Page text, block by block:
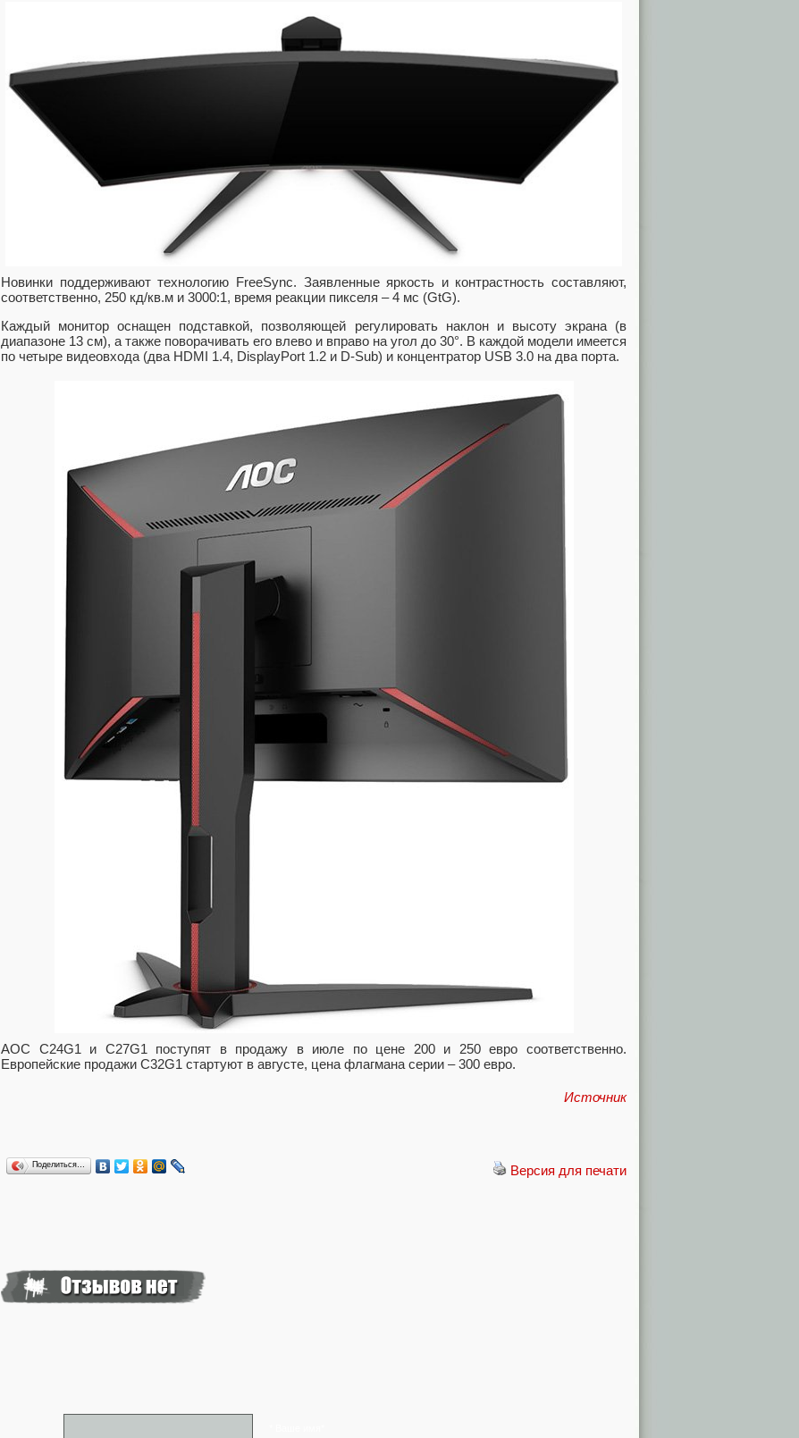
Новинки поддерживают технологию FreeSync. Заявленные яркость и контрастность составляют,
соответственно, 250 кд/кв.м и 3000:1, время реакции пикселя – 4 мс (GtG).
Каждый монитор оснащен подставкой, позволяющей регулировать наклон и высоту экрана (в
диапазоне 13 см), а также поворачивать его влево и вправо на угол до 30°. В каждой модели имеется
по четыре видеовхода (два HDMI 1.4, DisplayPort 1.2 и D-Sub) и концентратор USB 3.0 на два порта.
AOC C24G1 и C27G1 поступят в продажу в июле по цене 200 и 250 евро соответственно.
Европейские продажи C32G1 стартуют в августе, цена флагмана серии – 300 евро.
Источник
Версия для печати
Поделиться…